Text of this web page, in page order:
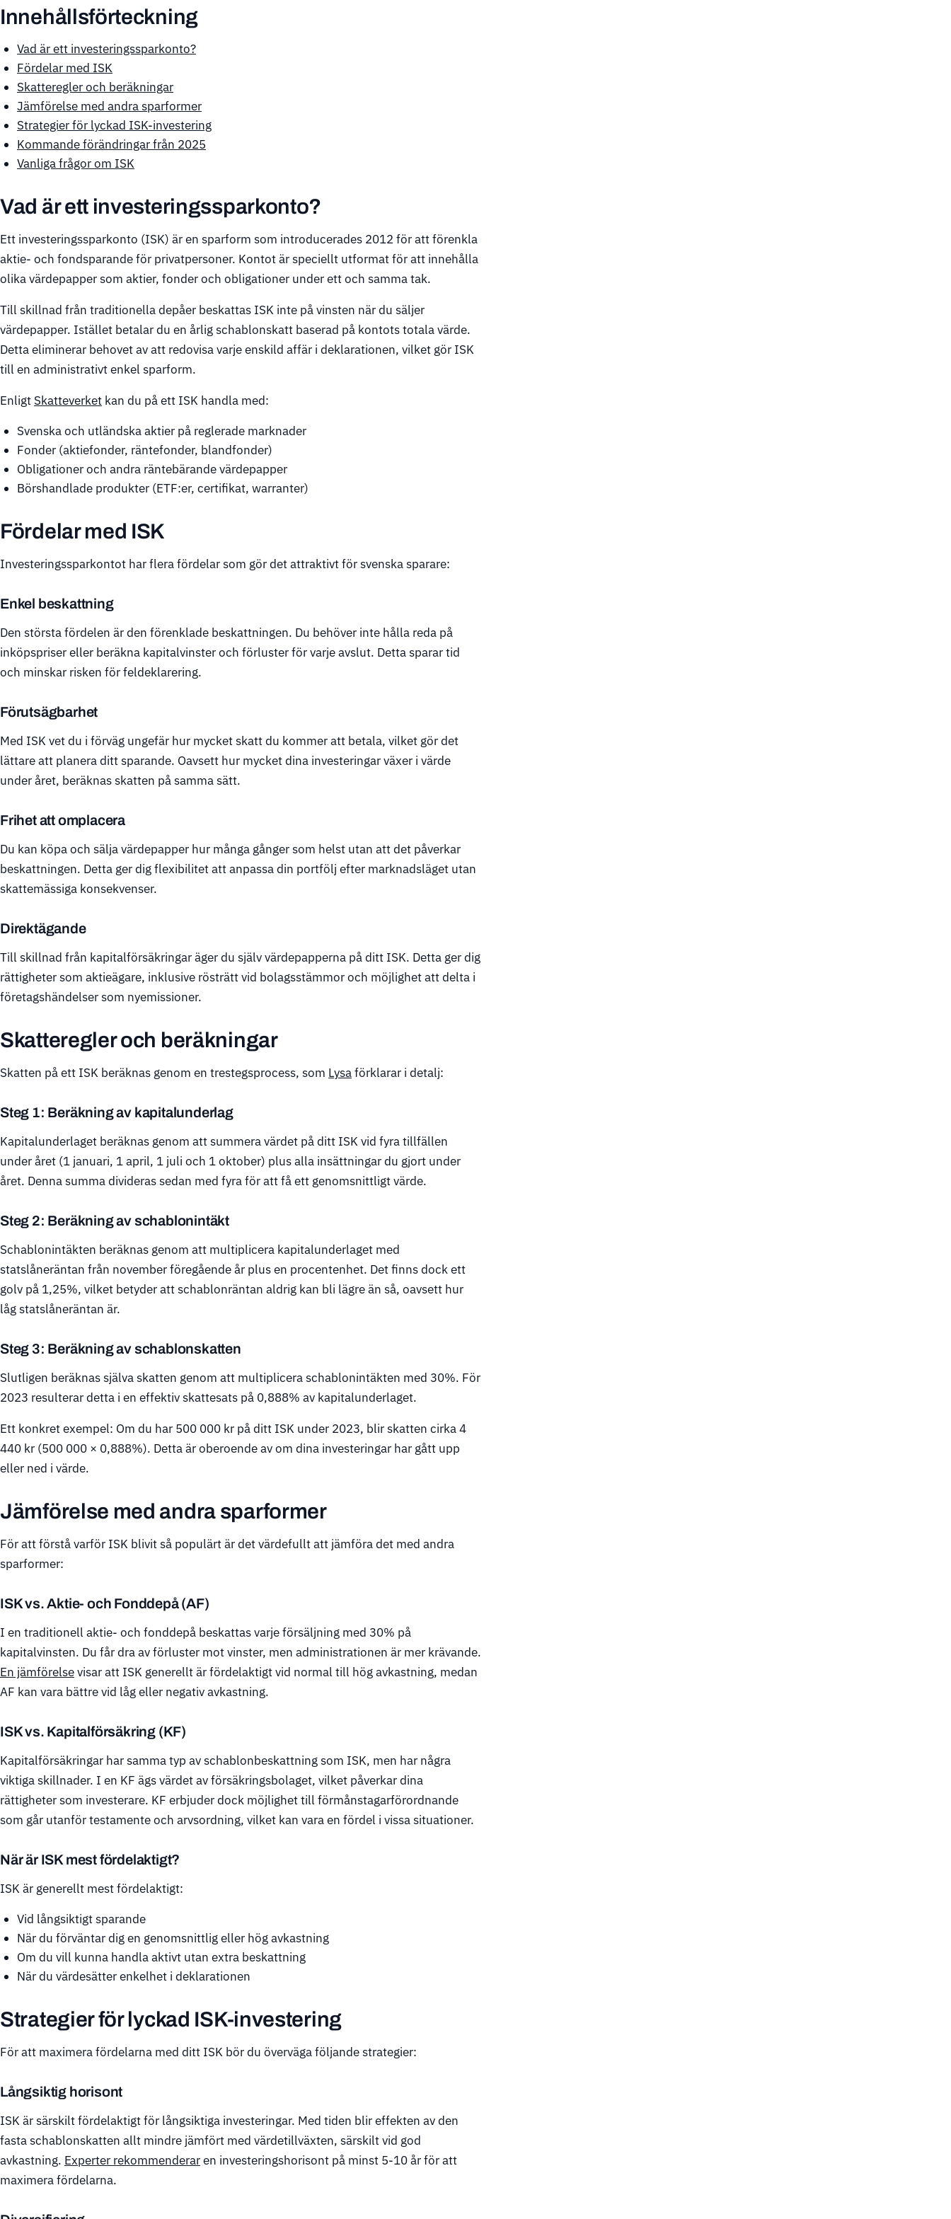
Innehållsförteckning
Vad är ett investeringssparkonto?
Fördelar med ISK
Skatteregler och beräkningar
Jämförelse med andra sparformer
Strategier för lyckad ISK-investering
Kommande förändringar från 2025
Vanliga frågor om ISK
Vad är ett investeringssparkonto?
Ett investeringssparkonto (ISK) är en sparform som introducerades 2012 för att förenkla
aktie- och fondsparande för privatpersoner. Kontot är speciellt utformat för att innehålla
olika värdepapper som aktier, fonder och obligationer under ett och samma tak.
Till skillnad från traditionella depåer beskattas ISK inte på vinsten när du säljer
värdepapper. Istället betalar du en årlig schablonskatt baserad på kontots totala värde.
Detta eliminerar behovet av att redovisa varje enskild affär i deklarationen, vilket gör ISK
till en administrativt enkel sparform.
Enligt Skatteverket kan du på ett ISK handla med:
Svenska och utländska aktier på reglerade marknader
Fonder (aktiefonder, räntefonder, blandfonder)
Obligationer och andra räntebärande värdepapper
Börshandlade produkter (ETF:er, certifikat, warranter)
Fördelar med ISK
Investeringssparkontot har flera fördelar som gör det attraktivt för svenska sparare:
Enkel beskattning
Den största fördelen är den förenklade beskattningen. Du behöver inte hålla reda på
inköpspriser eller beräkna kapitalvinster och förluster för varje avslut. Detta sparar tid
och minskar risken för feldeklarering.
Förutsägbarhet
Med ISK vet du i förväg ungefär hur mycket skatt du kommer att betala, vilket gör det
lättare att planera ditt sparande. Oavsett hur mycket dina investeringar växer i värde
under året, beräknas skatten på samma sätt.
Frihet att omplacera
Du kan köpa och sälja värdepapper hur många gånger som helst utan att det påverkar
beskattningen. Detta ger dig flexibilitet att anpassa din portfölj efter marknadsläget utan
skattemässiga konsekvenser.
Direktägande
Till skillnad från kapitalförsäkringar äger du själv värdepapperna på ditt ISK. Detta ger dig
rättigheter som aktieägare, inklusive rösträtt vid bolagsstämmor och möjlighet att delta i
företagshändelser som nyemissioner.
Skatteregler och beräkningar
Skatten på ett ISK beräknas genom en trestegsprocess, som Lysaförklarar i detalj:
Steg 1: Beräkning av kapitalunderlag
Kapitalunderlaget beräknas genom att summera värdet på ditt ISK vid fyra tillfällen
under året (1 januari, 1 april, 1 juli och 1 oktober) plus alla insättningar du gjort under
året. Denna summa divideras sedan med fyra för att få ett genomsnittligt värde.
Steg 2: Beräkning av schablonintäkt
Schablonintäkten beräknas genom att multiplicera kapitalunderlaget med
statslåneräntan från november föregående år plus en procentenhet. Det finns dock ett
golv på 1,25%, vilket betyder att schablonräntan aldrig kan bli lägre än så, oavsett hur
låg statslåneräntan är.
Steg 3: Beräkning av schablonskatten
Slutligen beräknas själva skatten genom att multiplicera schablonintäkten med 30%. För
2023 resulterar detta i en effektiv skattesats på 0,888% av kapitalunderlaget.
Ett konkret exempel: Om du har 500 000 kr på ditt ISK under 2023, blir skatten cirka 4
440 kr (500 000 × 0,888%). Detta är oberoende av om dina investeringar har gått upp
eller ned i värde.
Jämförelse med andra sparformer
För att förstå varför ISK blivit så populärt är det värdefullt att jämföra det med andra
sparformer:
ISK vs. Aktie- och Fonddepå (AF)
I en traditionell aktie- och fonddepå beskattas varje försäljning med 30% på
kapitalvinsten. Du får dra av förluster mot vinster, men administrationen är mer krävande.
En jämförelsevisar att ISK generellt är fördelaktigt vid normal till hög avkastning, medan
AF kan vara bättre vid låg eller negativ avkastning.
ISK vs. Kapitalförsäkring (KF)
Kapitalförsäkringar har samma typ av schablonbeskattning som ISK, men har några
viktiga skillnader. I en KF ägs värdet av försäkringsbolaget, vilket påverkar dina
rättigheter som investerare. KF erbjuder dock möjlighet till förmånstagarförordnande
som går utanför testamente och arvsordning, vilket kan vara en fördel i vissa situationer.
När är ISK mest fördelaktigt?
ISK är generellt mest fördelaktigt:
Vid långsiktigt sparande
När du förväntar dig en genomsnittlig eller hög avkastning
Om du vill kunna handla aktivt utan extra beskattning
När du värdesätter enkelhet i deklarationen
Strategier för lyckad ISK-investering
För att maximera fördelarna med ditt ISK bör du överväga följande strategier:
Långsiktig horisont
ISK är särskilt fördelaktigt för långsiktiga investeringar. Med tiden blir effekten av den
fasta schablonskatten allt mindre jämfört med värdetillväxten, särskilt vid god
avkastning. Experter rekommenderaren investeringshorisont på minst 5-10 år för att
maximera fördelarna.